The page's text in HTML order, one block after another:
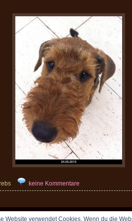
keine Kommentare
Copyright
Website verwendet Cookies. Wenn du die